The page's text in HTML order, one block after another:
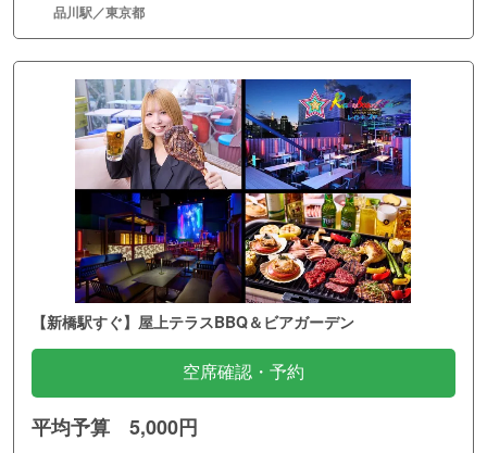
品川駅／東京都
【新橋駅すぐ】屋上テラスBBQ＆ビアガーデン
空席確認・予約
平均予算 5,000円